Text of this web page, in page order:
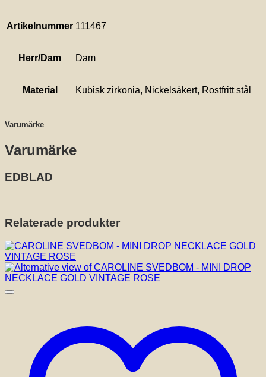
Artikelnummer 111467
Herr/Dam Dam
Material Kubisk zirkonia, Nickelsäkert, Rostfritt stål
Varumärke
Varumärke
EDBLAD
Relaterade produkter